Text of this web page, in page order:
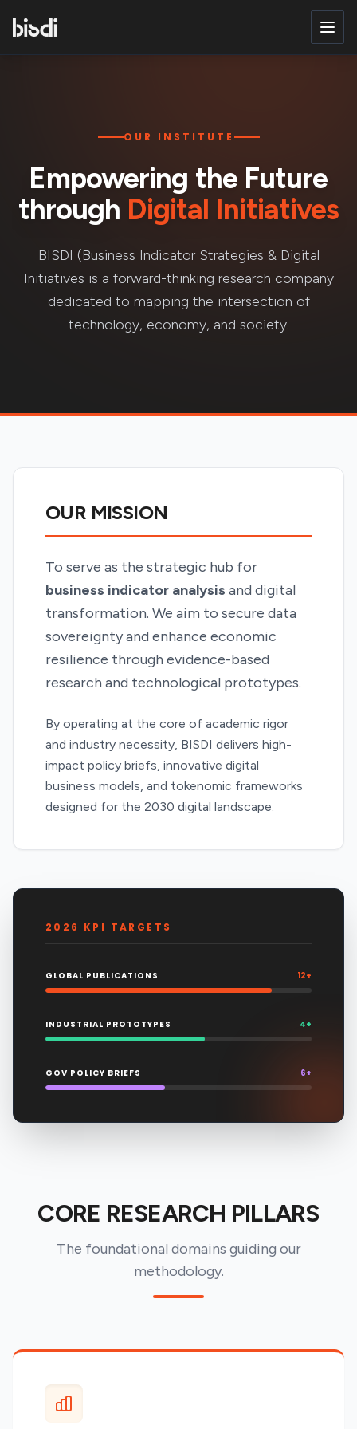
OUR INSTITUTE
Empowering the Future
through Digital Initiatives
BISDI (Business Indicator Strategies & Digital
Initiatives is a forward-thinking research company
dedicated to mapping the intersection of
technology, economy, and society.
OUR MISSION
To serve as the strategic hub for
business indicator analysis and digital
transformation. We aim to secure data
sovereignty and enhance economic
resilience through evidence-based
research and technological prototypes.
By operating at the core of academic rigor
and industry necessity, BISDI delivers high-
impact policy briefs, innovative digital
business models, and tokenomic frameworks
designed for the 2030 digital landscape.
2026 KPI TARGETS
GLOBAL PUBLICATIONS 12+
INDUSTRIAL PROTOTYPES 4+
GOV POLICY BRIEFS 6+
CORE RESEARCH PILLARS
The foundational domains guiding our
methodology.